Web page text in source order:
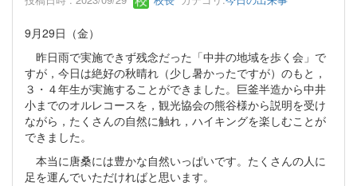
9月29日（金）
昨日雨で実施できず残念だった「中井の地域を歩く会」で
すが，今日は絶好の秋晴れ（少し暑かったですが）のもと，
３・４年生が実施することができました。巨釜半造から中井
小までのオルレコースを，観光協会の熊谷様から説明を受け
ながら，たくさんの自然に触れ，ハイキングを楽しむことが
できました。
本当に唐桑には豊かな自然いっぱいです。たくさんの人に
足を運んでいただければと思います。